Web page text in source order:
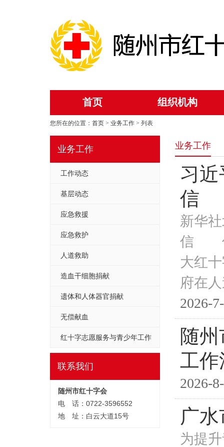
首页 组织机构
您所在的位置： 首页 > 业务工作 > 列表
业务工作
工作动态
基层动态
应急救援
应急救护
人道救助
造血干细胞捐献
遗体和人体器官捐献
无偿献血
红十字志愿服务与青少年工作
联系我们
随州市红十字会
电 话：0722-3596552
地 址：白云大道15号
业务工作
习
信
新华
信 值
大红
府在
2026-
随
工作
2026-
广
为提